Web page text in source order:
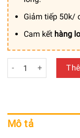
Giảm tiếp 50k/
Cam kết hàng
Bồn Cây Lá Xẻ
Mô tả